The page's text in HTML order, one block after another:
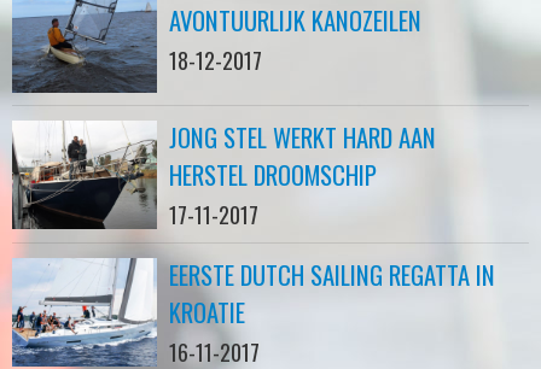
AVONTUURLIJK KANOZEILEN
18-12-2017
JONG STEL WERKT HARD AAN
HERSTEL DROOMSCHIP
17-11-2017
EERSTE DUTCH SAILING REGATTA IN
KROATIE
16-11-2017